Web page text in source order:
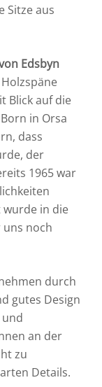
Sitze aus
Edsbyn
Blick auf die
in Orsa
dass
der
1965 war
wurde in die
uns noch
durch
gutes Design
und
an der
zu
Details.